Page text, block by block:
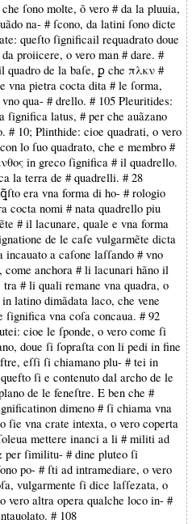
ſono molte, õ vero # da la pluuia,
na- # ſcono, da latini ſono dicte
queſto ſignificail requadrato doue
proiicere, o vero man # dare. #
quadro de la baſe, ꝑ che πλκν #
vna pietra cocta dita # le ſorma,
qua- # drello. # 105 Pleuritides:
ſignifica latus, # per che auãzano
# 10; Plinthide: cioe quadrati, o vero
lo ſuo quadrato, che e membro #
in greco ſignifica # il quadrello.
la terra de # quadrelli. # 28
era vna forma di ho- # rologio
cocta nomi # nata quadrello piu
# il lacunare, quale e vna forma
de le caſe vulgarmẽte dicta
a caſone laſſando # vno
come anchora # li lacunari hãno il
# li quali remane vna quadra, o
latino dimãdata laco, che vene
vna coſa concaua. # 92
cioe le ſponde, o vero come ſi
doue ſi ſopraſta con li pedi in fine
eſſi ſi chiamano plu- # tei in
ſi e contenuto dal archo de le
de le feneſtre. E ben che #
dimeno # ſi chiama vna
ſie vna crate intexta, o vero coperta
mettere inanci a li # militi ad
per ſimilitu- # dine pluteo ſi
po- # ſti ad intramediare, o vero
vulgarmente ſi dice laſſezata, o
vero altra opera qualche loco in- #
# 108